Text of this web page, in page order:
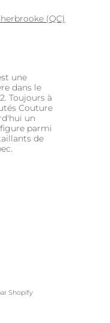
(QC)
une
dans le
Toujours à
Couture
un
parmi
de
Shopify